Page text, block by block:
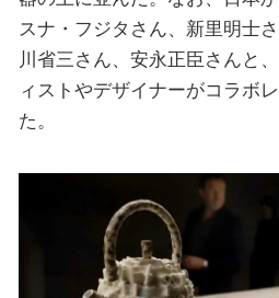
スナ・フジタさん、新里明士
川省三さん、安永正臣さんと
ィストやデザイナーがコラボ
た。